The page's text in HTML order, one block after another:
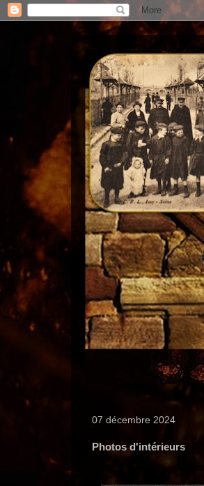
07 décembre 2024
Photos d'intérieurs